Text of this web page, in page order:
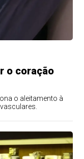
o coração
o aleitamento à